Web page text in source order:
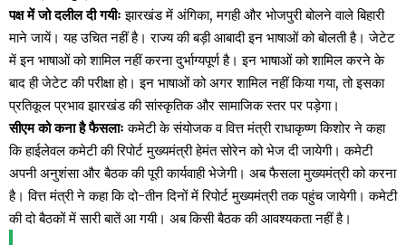
पक्ष में जो दलील दी गयीः झारखंड में अंगिका, मगही और भोजपुरी बोलने वाले बिहारी
माने जायें। यह उचित नहीं है। राज्य की बड़ी आबादी इन भाषाओं को बोलती है। जेटेट
में इन भाषाओं को शामिल नहीं करना दुर्भाग्यपूर्ण है। इन भाषाओं को शामिल करने के
बाद ही जेटेट की परीक्षा हो। इन भाषाओं को अगर शामिल नहीं किया गया, तो इसका
प्रतिकूल प्रभाव झारखंड की सांस्कृतिक और सामाजिक स्तर पर पड़ेगा।
सीएम को कना है फैसलाः कमेटी के संयोजक व वित्त मंत्री राधाकृष्ण किशोर ने कहा
कि हाईलेवल कमेटी की रिपोर्ट मुख्यमंत्री हेमंत सोरेन को भेज दी जायेगी। कमेटी
अपनी अनुशंसा और बैठक की पूरी कार्यवाही भेजेगी। अब फैसला मुख्यमंत्री को करना
है। वित्त मंत्री ने कहा कि दो-तीन दिनों में रिपोर्ट मुख्यमंत्री तक पहुंच जायेगी। कमेटी
की दो बैठकों में सारी बातें आ गयी। अब किसी बैठक की आवश्यकता नहीं है।